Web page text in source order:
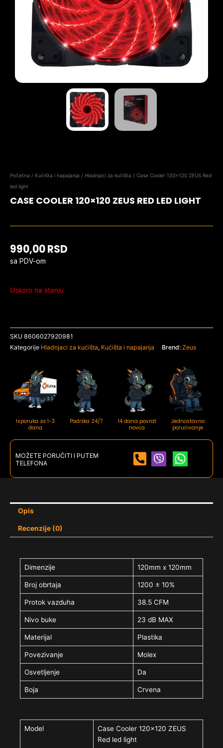
Početna / Kućišta i napajanja / Hladnjaci za kućišta / Case Cooler 120×120 ZEUS Red
led light
CASE COOLER 120×120 ZEUS RED LED LIGHT
990,00RSD
sa PDV-om
Uskoro na stanju
SKU 8606027920981
Kategorije Hladnjaci za kućišta, Kućišta i napajanja Brend: Zeus
Isporuka za 1-3
dana
Podrška 24/7
14 dana povrat
novca
Jednostavno
poručivanje
MOŽETE PORUČITI I PUTEM
TELEFONA
Opis
Recenzije (0)
Dimenzije 120mm x 120mm
Broj obrtaja 1200 ± 10%
Protok vazduha 38.5 CFM
Nivo buke 23 dB MAX
Materijal Plastika
Povezivanje Molex
Osvetljenje Da
Boja Crvena
Model
Case Cooler 120×120 ZEUS
Red led light